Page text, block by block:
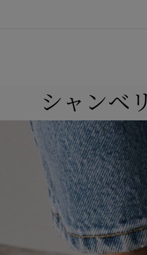
2026年フォールメンズ
コレクション
シャンベ